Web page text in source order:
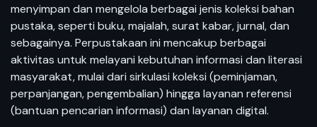
menyimpan dan mengelola berbagai jenis koleksi bahan
pustaka, seperti buku, majalah, surat kabar, jurnal, dan
sebagainya. Perpustakaan ini mencakup berbagai
aktivitas untuk melayani kebutuhan informasi dan literasi
masyarakat, mulai dari sirkulasi koleksi (peminjaman,
perpanjangan, pengembalian) hingga layanan referensi
(bantuan pencarian informasi) dan layanan digital.